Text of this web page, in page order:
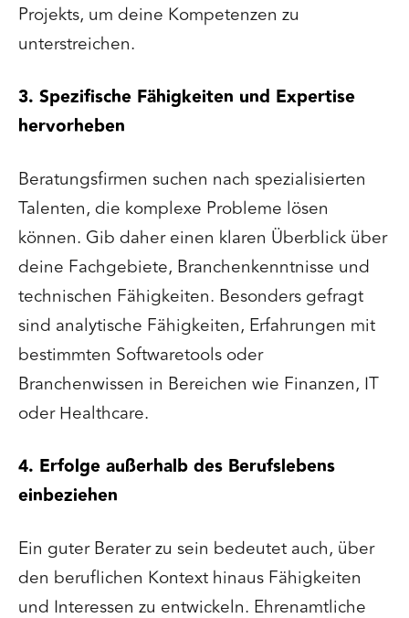
Projekts, um deine Kompetenzen zu
unterstreichen.
3. Spezifische Fähigkeiten und Expertise
hervorheben
Beratungsfirmen suchen nach spezialisierten
Talenten, die komplexe Probleme lösen
können. Gib daher einen klaren Überblick über
deine Fachgebiete, Branchenkenntnisse und
technischen Fähigkeiten. Besonders gefragt
sind analytische Fähigkeiten, Erfahrungen mit
bestimmten Softwaretools oder
Branchenwissen in Bereichen wie Finanzen, IT
oder Healthcare.
4. Erfolge außerhalb des Berufslebens
einbeziehen
Ein guter Berater zu sein bedeutet auch, über
den beruflichen Kontext hinaus Fähigkeiten
und Interessen zu entwickeln. Ehrenamtliche